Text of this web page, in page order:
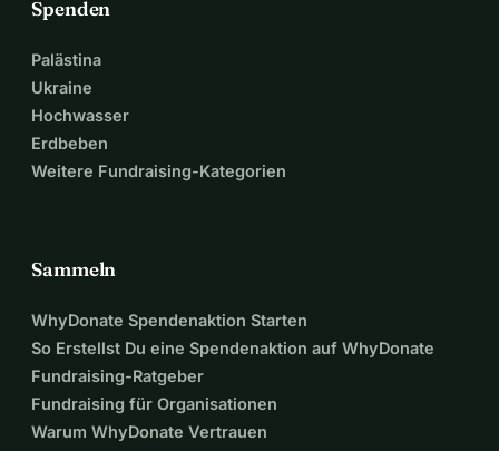
Spenden
Palästina
Ukraine
Hochwasser
Erdbeben
Weitere Fundraising-Kategorien
Sammeln
WhyDonate Spendenaktion Starten
So Erstellst Du eine Spendenaktion auf WhyDonate
Fundraising-Ratgeber
Fundraising für Organisationen
Warum WhyDonate Vertrauen